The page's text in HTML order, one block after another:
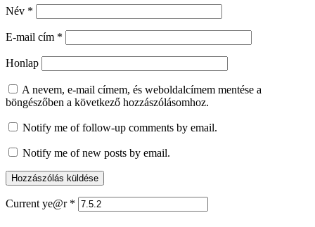
Név *
E-mail cím *
Honlap
A nevem, e-mail címem, és weboldalcímem mentése a
böngészőben a következő hozzászólásomhoz.
Notify me of follow-up comments by email.
Notify me of new posts by email.
Current ye@r *